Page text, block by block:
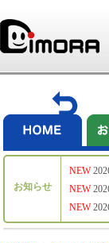
お知らせ
NEW
NEW
NEW